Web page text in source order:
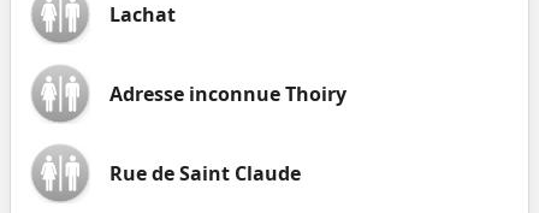
Lachat
Adresse inconnue Thoiry
Rue de Saint Claude